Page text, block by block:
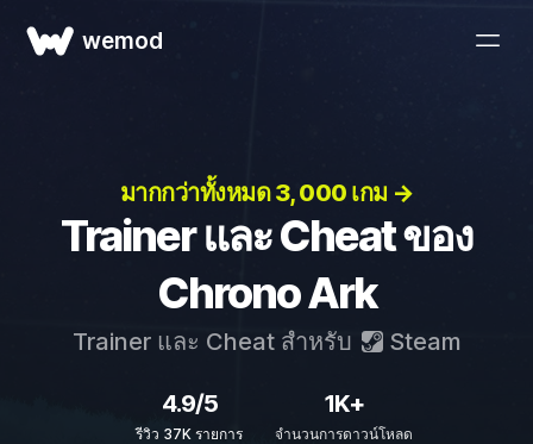
wemod
มากกว่าทั้งหมด 3, 000 เกม →
Trainer และ Cheat ของ
Chrono Ark
Trainer และ Cheat สำหรับ Steam
4.9/5
รีวิว 37K รายการ
1K+
จำนวนการดาวน์โหลด